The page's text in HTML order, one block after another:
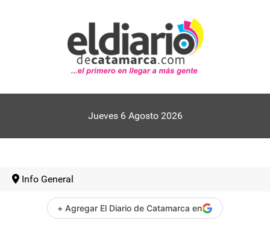
Jueves 6 Agosto 2026
Info General
+ Agregar El Diario de Catamarca en